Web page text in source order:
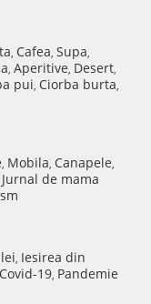
, Cafea, Supa,
, Aperitive, Desert,
pui, Ciorba burta,
, Mobila, Canapele,
Jurnal de mama
, Iesirea din
Covid-19, Pandemie